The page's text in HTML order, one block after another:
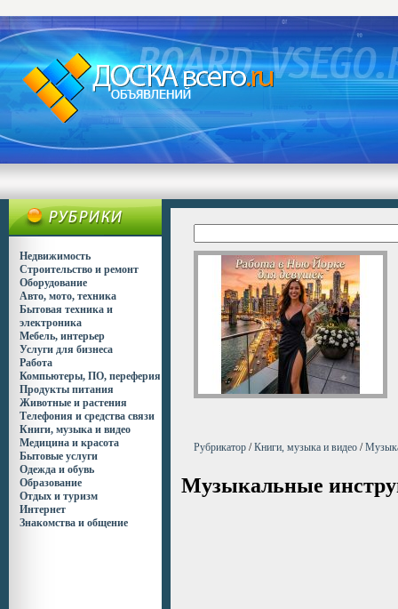
Недвижимость
Строительство и ремонт
Оборудование
Авто, мото, техника
Бытовая техника и
электроника
Мебель, интерьер
Услуги для бизнеса
Работа
Компьютеры, ПО, переферия
Продукты питания
Животные и растения
Телефония и средства связи
Книги, музыка и видео
Медицина и красота
Бытовые услуги
Одежда и обувь
Образование
Отдых и туризм
Интернет
Знакомства и общение
Рубрикатор /Книги, музыка и видео /
Музыкальные